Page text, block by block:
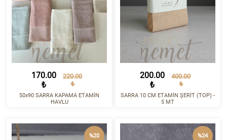
170.00
₺
220.00
₺
50x90 SARRA KAPAMA ETAMİN
HAVLU
200.00
₺
400.00
₺
SARRA 10 CM ETAMİN ŞERİT (TOP) -
5 MT
%20 %24